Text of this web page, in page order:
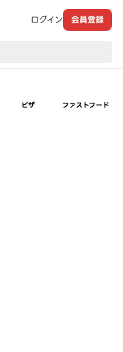
ログイン 会員登録
ピザ ファストフード